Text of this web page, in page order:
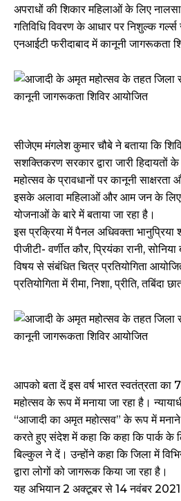
अपराधों की शिकार महिलाओं के लिए
गतिविधि विवरण के आधार पर निशुल्क
एनआईटी फरीदाबाद में कानूनी जागरूकता
सीजेएम मंगलेश कुमार चौबे ने बताया कि
सशक्तिकरण सरकार द्वारा जारी
महोत्सव के प्रावधानों पर कानूनी
इसके अलावा महिलाओं और आम जन के
योजनाओं के बारे में बताया जा रहा है।
इस प्रक्रिया में पैनल अधिवक्ता भानुप्रिया
पीजीटी- वर्णीत कौर, प्रियंका रानी,
विषय से संबंधित चित्र प्रतियोगिता
प्रतियोगिता में रीमा, निशा, प्रीति, तबिंदा
आपको बता दें इस वर्ष भारत स्वतंत्रता का
महोत्सव के रूप में मनाया जा रहा है।
“आजादी का अमृत महोत्सव” के रूप में
करते हुए संदेश में कहा कि कहा कि पार्क के
बिल्कुल ने दें। उन्होंने कहा कि जिला में
द्वारा लोगों को जागरूक किया जा रहा है।
यह अभियान 2 अक्टूबर से 14 नवंबर